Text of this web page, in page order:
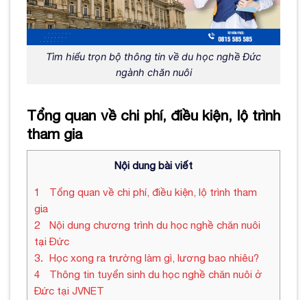
Tìm hiểu trọn bộ thông tin về du học nghề Đức
ngành chăn nuôi
Tổng quan về chi phí, điều kiện, lộ trình
tham gia
Nội dung bài viết
1
Tổng quan về chi phí, điều kiện, lộ trình tham
gia
2
Nội dung chương trình du học nghề chăn nuôi
tại Đức
3
Học xong ra trường làm gì, lương bao nhiêu?
4
Thông tin tuyển sinh du học nghề chăn nuôi ở
Đức tại JVNET